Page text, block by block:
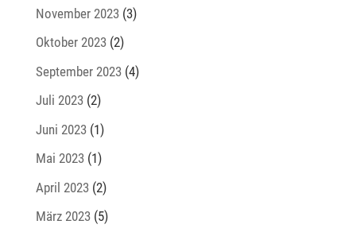
November 2023(3)
Oktober 2023(2)
September 2023(4)
Juli 2023(2)
Juni 2023(1)
Mai 2023(1)
April 2023(2)
März 2023(5)